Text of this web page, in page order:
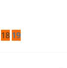
18 19